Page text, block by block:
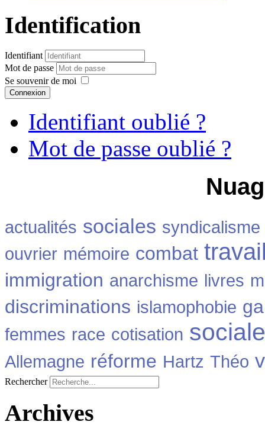
Identification
Identifiant
Mot de passe
Se souvenir de moi
Connexion
Identifiant oublié ?
Mot de passe oublié ?
actualités sociales syndicalisme
ouvrier mémoire combat
immigration anarchisme livres
discriminations islamophobie
femmes race cotisation sociale
Allemagne réforme Hartz Théo
Rechercher
Archives